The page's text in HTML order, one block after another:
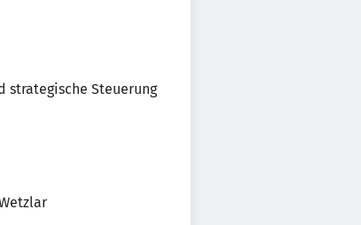
strategische Steuerung